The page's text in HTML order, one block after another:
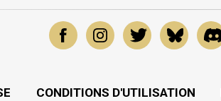
CONDITIONS D'UTILISATION